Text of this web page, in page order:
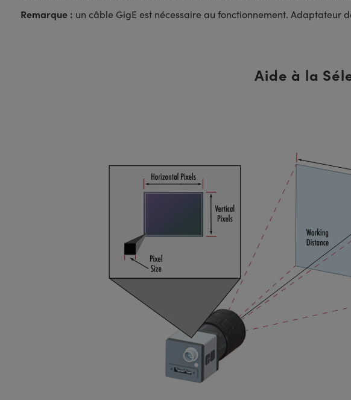
Remarque : un câble GigE est nécessaire au fonctionnement. Adaptateur
Aide à la